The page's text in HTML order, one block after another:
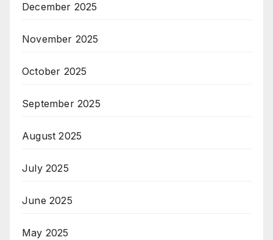
December 2025
November 2025
October 2025
September 2025
August 2025
July 2025
June 2025
May 2025